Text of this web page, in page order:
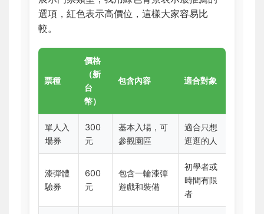
選項，紅色表示高價位，這樣大家容易比
較。
票種
價格
（新
台
幣）
包含內容 適合對象
單人入
場券
300
元
基本入場，可
參觀園區
適合只想
逛逛的人
漆彈體
驗券
600
元
包含一輪漆彈
遊戲和裝備
初學者或
時間有限
者